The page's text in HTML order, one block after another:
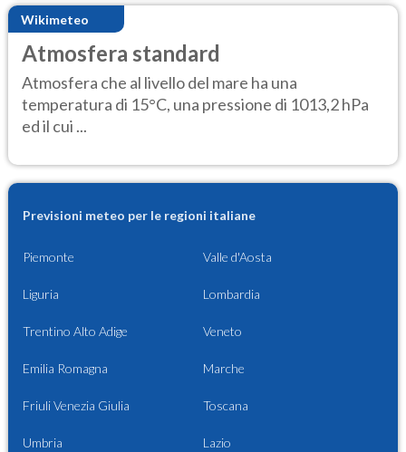
Wikimeteo
Atmosfera standard
Atmosfera che al livello del mare ha una
temperatura di 15°C, una pressione di 1013,2 hPa
ed il cui ...
Previsioni meteo per le regioni italiane
Piemonte Valle d'Aosta
Liguria Lombardia
Trentino Alto Adige Veneto
Emilia Romagna Marche
Friuli Venezia Giulia Toscana
Umbria Lazio